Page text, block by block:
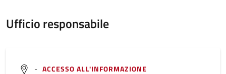
Ufficio responsabile
- ACCESSO ALL'INFORMAZIONE